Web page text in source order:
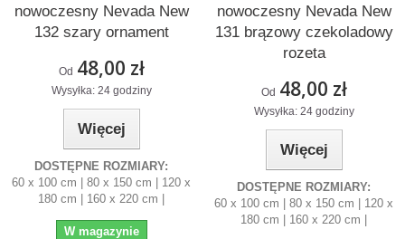
nowoczesny Nevada New
132 szary ornament
Od 48,00 zł
Wysyłka: 24 godziny
Więcej
DOSTĘPNE ROZMIARY:
60 x 100 cm | 80 x 150 cm | 120 x
180 cm | 160 x 220 cm |
W magazynie
nowoczesny Nevada New
131 brązowy czekoladowy
rozeta
Od 48,00 zł
Wysyłka: 24 godziny
Więcej
DOSTĘPNE ROZMIARY:
60 x 100 cm | 80 x 150 cm | 120 x
180 cm | 160 x 220 cm |